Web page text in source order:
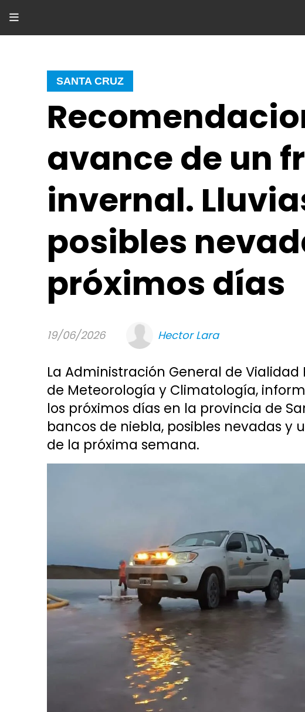
avance de un
invernal.
posibles
próximos días
La Administración General de
de Meteorología y Climatología,
los próximos días en la provincia de
bancos de niebla, posibles nevadas
de la próxima semana.
SANTA CRUZ
19/06/2026 Hector Lara